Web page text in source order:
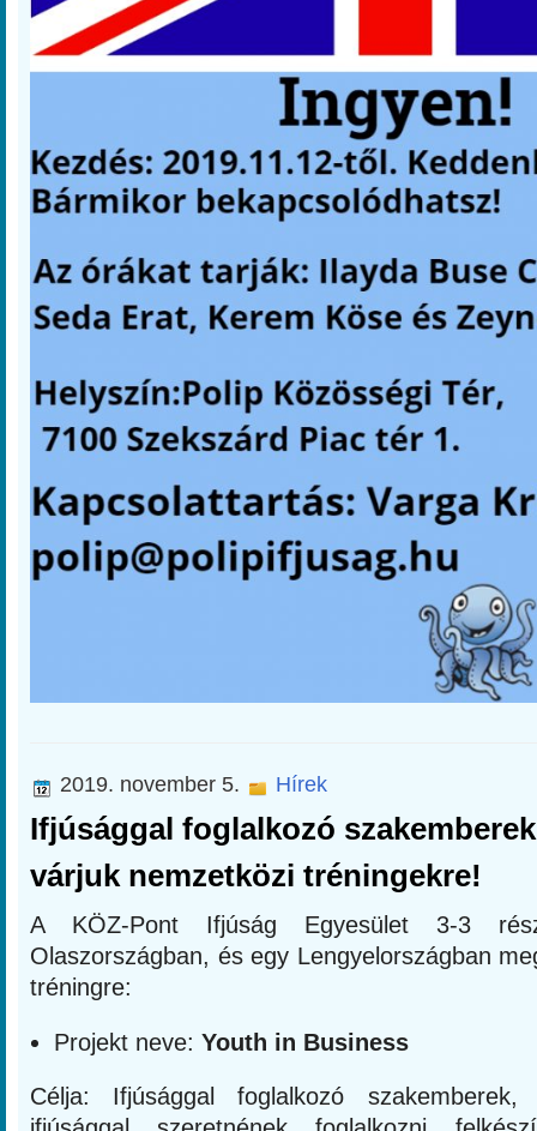
2019. november 5. Hírek
Ifjúsággal foglalkozó
várjuk nemzetközi tréningekre!
A KÖZ-Pont Ifjúság Egyesület 3-3
Olaszországban, és egy Lengyelországban
tréningre:
Projekt neve: Youth in Business
Célja: Ifjúsággal foglalkozó